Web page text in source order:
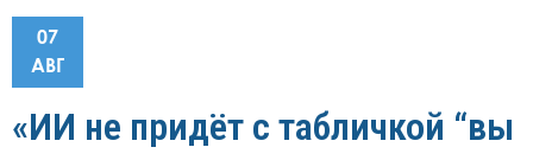
07
АВГ
«ИИ не придёт с табличкой “вы